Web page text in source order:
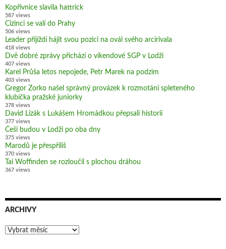
Kopřivnice slavila hattrick
587 views
Cizinci se valí do Prahy
506 views
Leader přijíždí hájit svou pozici na ovál svého arcirivala
418 views
Dvě dobré zprávy přichází o víkendové SGP v Lodži
407 views
Karel Průša letos nepojede, Petr Marek na podzim
403 views
Gregor Zorko našel správný provázek k rozmotání spleteného
klubíčka pražské juniorky
378 views
David Lizák s Lukášem Hromádkou přepsali historii
377 views
Češi budou v Lodži po oba dny
375 views
Marodů je přespříliš
370 views
Tai Woffinden se rozloučil s plochou dráhou
367 views
ARCHIVY
Archivy